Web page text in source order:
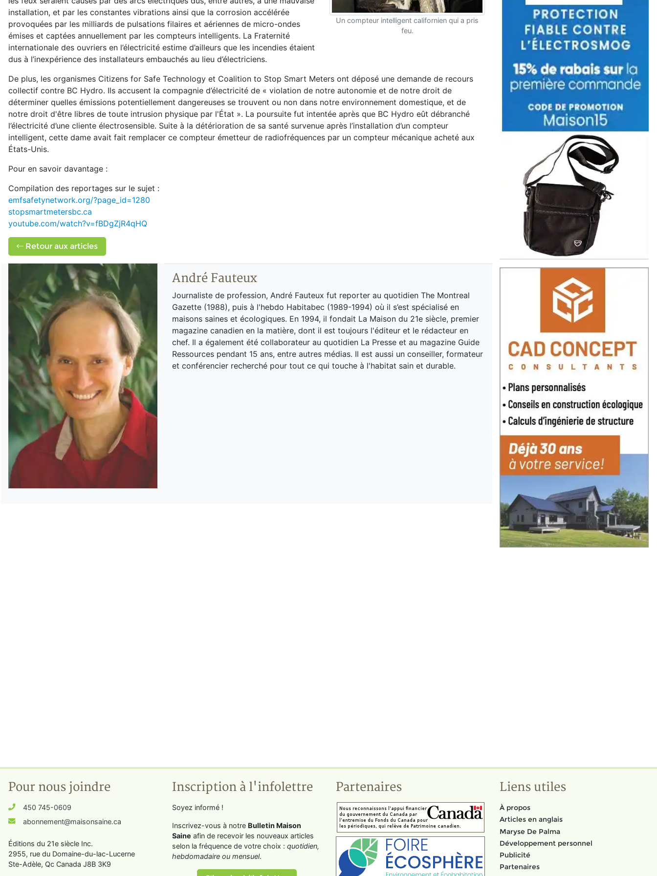
Un compteur intelligent californien qui a pris
feu.
installation, et par les constantes vibrations ainsi que la corrosion accélérée
provoquées par les milliards de pulsations filaires et aériennes de micro-ondes
émises et captées annuellement par les compteurs intelligents. La Fraternité
internationale des ouvriers en l’électricité estime d’ailleurs que les incendies étaient
dus à l’inexpérience des installateurs embauchés au lieu d’électriciens.
De plus, les organismes Citizens for Safe Technology et Coalition to Stop Smart Meters ont déposé une demande de recours
collectif contre BC Hydro. Ils accusent la compagnie d’électricité de « violation de notre autonomie et de notre droit de
déterminer quelles émissions potentiellement dangereuses se trouvent ou non dans notre environnement domestique, et de
notre droit d'être libres de toute intrusion physique par l'État ». La poursuite fut intentée après que BC Hydro eût débranché
l’électricité d’une cliente électrosensible. Suite à la détérioration de sa santé survenue après l’installation d’un compteur
intelligent, cette dame avait fait remplacer ce compteur émetteur de radiofréquences par un compteur mécanique acheté aux
États-Unis.
Pour en savoir davantage :
Compilation des reportages sur le sujet :
emfsafetynetwork.org/?page_id=1280
stopsmartmetersbc.ca
youtube.com/watch?v=fBDgZjR4qHQ
Retour aux articles
André Fauteux
Journaliste de profession, André Fauteux fut reporter au quotidien The Montreal
Gazette (1988), puis à l'hebdo Habitabec (1989-1994) où il s’est spécialisé en
maisons saines et écologiques. En 1994, il fondait La Maison du 21e siècle, premier
magazine canadien en la matière, dont il est toujours l'éditeur et le rédacteur en
chef. Il a également été collaborateur au quotidien La Presse et au magazine Guide
Ressources pendant 15 ans, entre autres médias. Il est aussi un conseiller, formateur
et conférencier recherché pour tout ce qui touche à l'habitat sain et durable.
Pour nous joindre
450 745-0609
abonnement@maisonsaine.ca
Éditions du 21e siècle Inc.
2955, rue du Domaine-du-lac-Lucerne
Ste-Adèle, Qc Canada J8B 3K9
Inscription à l'infolettre
Soyez informé !
Inscrivez-vous à notre Bulletin Maison
Saine afin de recevoir les nouveaux articles
selon la fréquence de votre choix : quotidien,
hebdomadaire ou mensuel.
Partenaires Liens utiles
À propos
Articles en anglais
Maryse De Palma
Développement personnel
Publicité
Partenaires